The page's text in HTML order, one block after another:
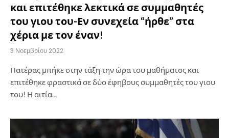
και επιτέθηκε λεκτικά σε συμμαθητές
του γιου του-Εν συνεχεία “ήρθε” στα
χέρια με τον έναν!
3 Νοεμβρίου 2022
Πατέρας μπήκε στην τάξη την ώρα του μαθήματος και
επιτέθηκε φραστικά σε δύο έφηβους συμμαθητές του γιου
του! Η αιτία…